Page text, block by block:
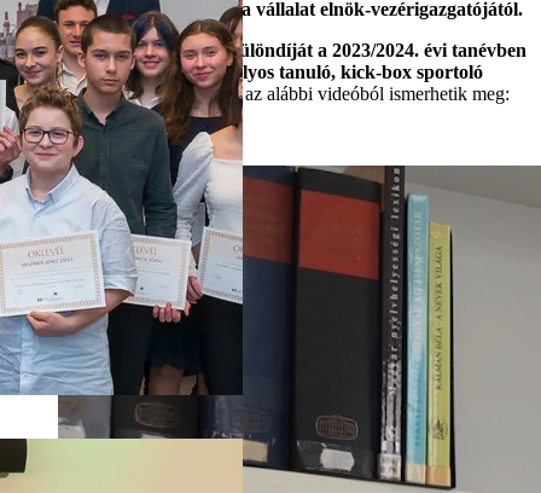
ösztöndíjáról szóló oklevelét a vállalat elnök-vezérigazgatójától.
Az ösztöndíjprogramarany különdíját a 2023/2024. évi tanévben
Fromberger Dorka 12. osztályos tanuló, kick-box sportoló
kapta, akinek álmait és terveit az alábbi videóból ismerhetik meg:
Videointerjú megtekintése